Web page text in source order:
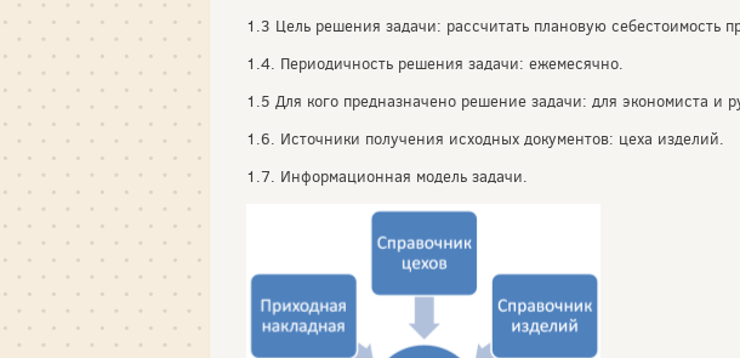
1.3 Цель решения задачи: рассчитать плановую себестоимость
1.4. Периодичность решения задачи: ежемесячно.
1.5 Для кого предназначено решение задачи: для экономиста и
1.6. Источники получения исходных документов: цеха изделий.
1.7. Информационная модель задачи.